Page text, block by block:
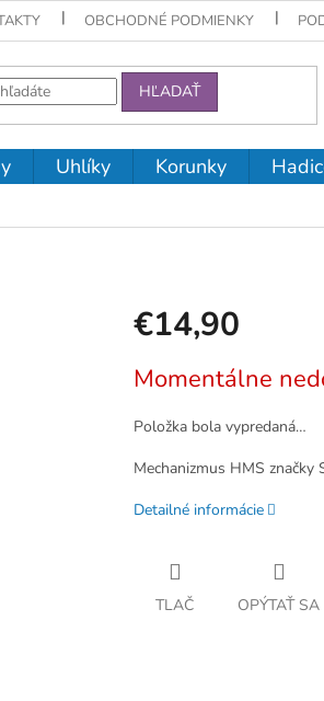
OBCHODNÉ PODMIENKY
HĽADAŤ
Uhlíky Korunky
€14,90
cena:
Momentálne
Položka bola vypredaná…
Mechanizmus HMS značky
Detailné informácie
TLAČ OPÝTAŤ SA